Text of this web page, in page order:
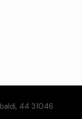
44 31046